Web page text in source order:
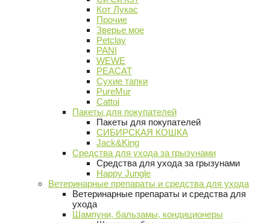
Кот Лукас
Прочие
Зверье мое
Petclay
PANI
WEWE
PEACAT
Сухие тапки
PureMur
Cattoi
Пакеты для покупателей
Пакеты для покупателей
СИБИРСКАЯ КОШКА
Jack&King
Средства для ухода за грызунами
Средства для ухода за грызунами
Happy Jungle
Ветеринарные препараты и средства для ухода
Ветеринарные препараты и средства для
ухода
Шампуни, бальзамы, кондиционеры